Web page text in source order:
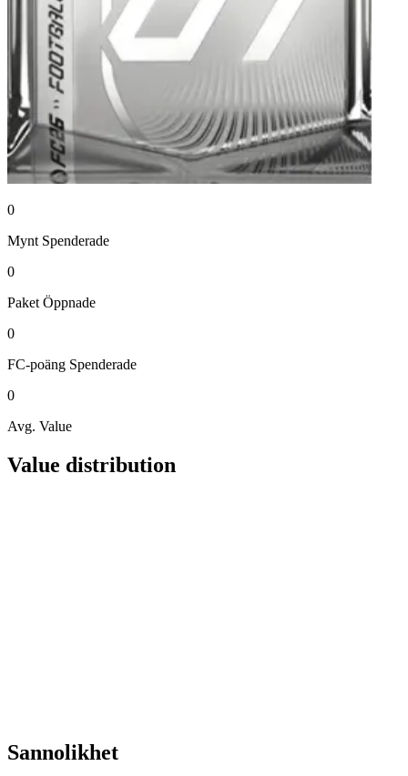
0
Mynt Spenderade
0
Paket Öppnade
0
FC-poäng Spenderade
0
Avg. Value
Value distribution
Sannolikhet